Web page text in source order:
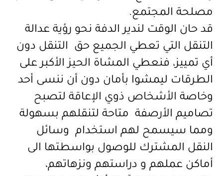
مصلحة المجتمع.
قد حان الوقت لندير الدفة نحو رؤية عدالة
التنقل التي تعطي الجميع حق التنقل دون
أي تمييز، فنعطي المشاة الحيز الأكبر على
الطرقات ليمشوا بأمان دون أن ننسى أحد
وخاصة الأشخاص ذوي الإعاقة لتصبح
تصاميم الأرصفة متاحة لتنقلهم بسهولة
ومما سيسمح لهم استخدام وسائل
النقل المشترك للوصول بواسطتها الى
أماكن عملهم و دراستهم ونزهاتهم،